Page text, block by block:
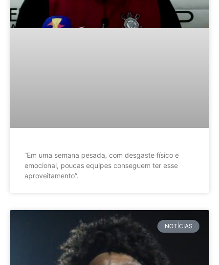
”Em uma semana pesada, com desgaste físico e
emocional, poucas equipes conseguem ter esse
aproveitamento”.
NOTÍCIAS